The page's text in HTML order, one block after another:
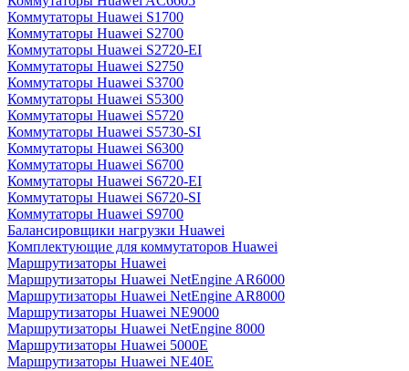
Коммутаторы Huawei S1700
Коммутаторы Huawei S2700
Коммутаторы Huawei S2720-EI
Коммутаторы Huawei S2750
Коммутаторы Huawei S3700
Коммутаторы Huawei S5300
Коммутаторы Huawei S5720
Коммутаторы Huawei S5730-SI
Коммутаторы Huawei S6300
Коммутаторы Huawei S6700
Коммутаторы Huawei S6720-EI
Коммутаторы Huawei S6720-SI
Коммутаторы Huawei S9700
Балансировщики нагрузки Huawei
Комплектующие для коммутаторов Huawei
Маршрутизаторы Huawei
Маршрутизаторы Huawei NetEngine AR6000
Маршрутизаторы Huawei NetEngine AR8000
Маршрутизаторы Huawei NE9000
Маршрутизаторы Huawei NetEngine 8000
Маршрутизаторы Huawei 5000E
Маршрутизаторы Huawei NE40E